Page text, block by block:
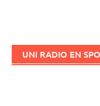
UNI RADIO EN